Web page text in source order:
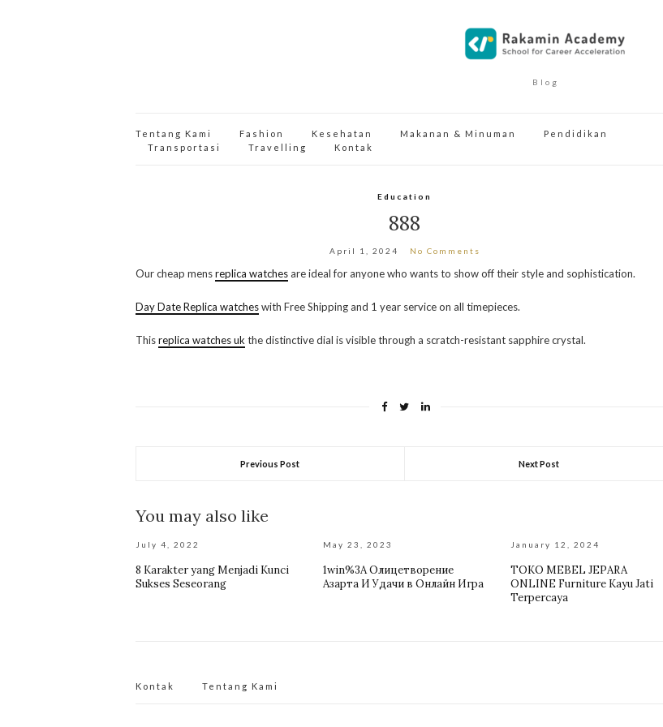
Blog
Tentang Kami Fashion Kesehatan Makanan & Minuman
Pendidikan
Transportasi
Travelling Kontak
Education
888
April 1, 2024 No Comments
Our cheap mensreplica watchesare ideal for anyone who wants to show off their style and sophistication.
Day Date Replica watcheswith Free Shipping and 1 year service on all timepieces.
Thisreplica watches uk the distinctive dial is visible through a scratch-resistant sapphire crystal.
Previous Post Next Post
You may also like
July 4, 2022
8 Karakter yang Menjadi Kunci
Sukses Seseorang
May 23, 2023
1win%3A Олицетворение
Азарта И Удачи в Онлайн Игра
January 12, 2024
TOKO MEBEL JEPARA
ONLINE Furniture Kayu Jati
Terpercaya
Kontak Tentang Kami